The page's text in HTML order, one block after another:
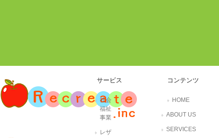
サービス
社会
福祉
事業
レザ
コンテンツ
HOME
ABOUT US
SERVICES